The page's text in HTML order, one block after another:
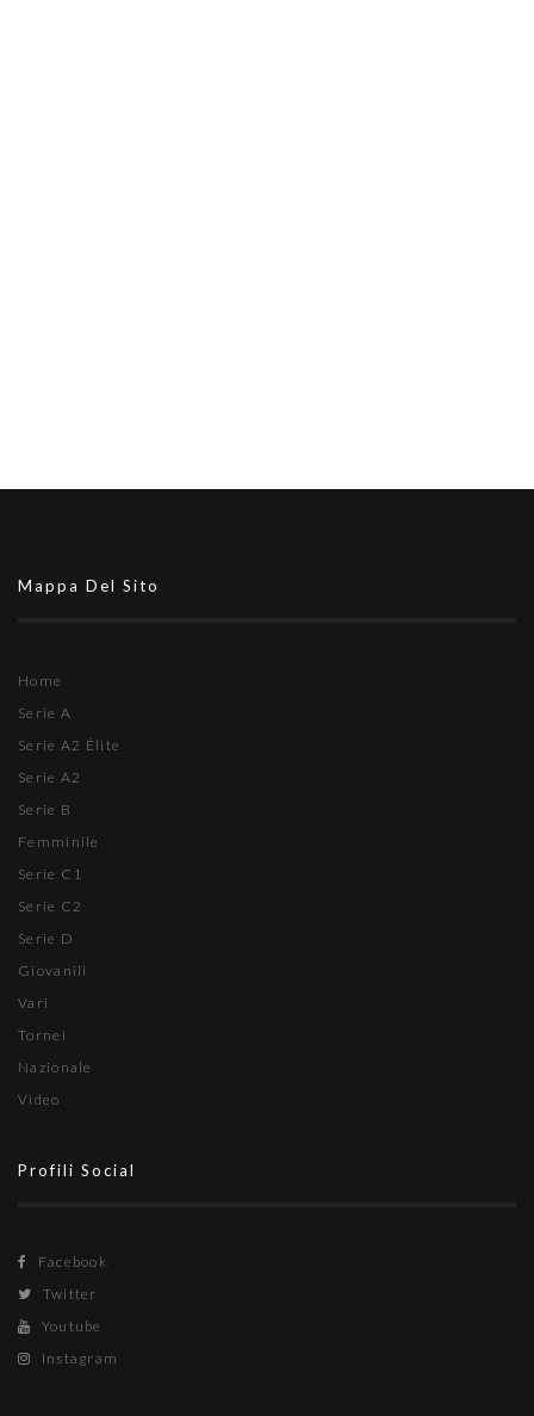
Mappa Del Sito
Home
Serie A
Serie A2 Élite
Serie A2
Serie B
Femminile
Serie C1
Serie C2
Serie D
Giovanili
Vari
Tornei
Nazionale
Video
Profili Social
Facebook
Twitter
Youtube
Instagram